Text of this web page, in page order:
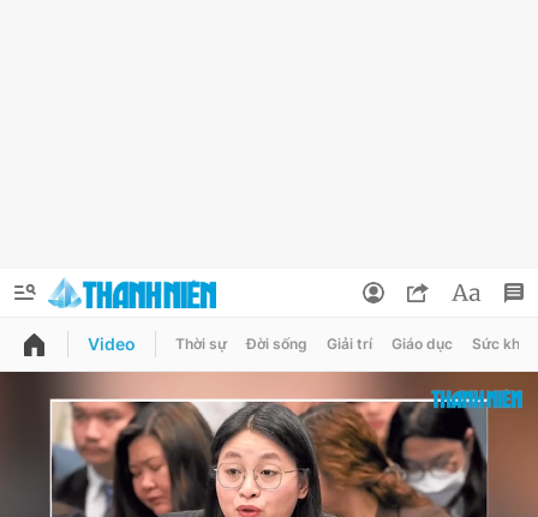
QUẢNG CÁO
Chuyên mục
Thông tin tài khoản
Đổi mật khẩu
Video Thời sự Đời sống Giải trí Giáo dục Sức khỏe